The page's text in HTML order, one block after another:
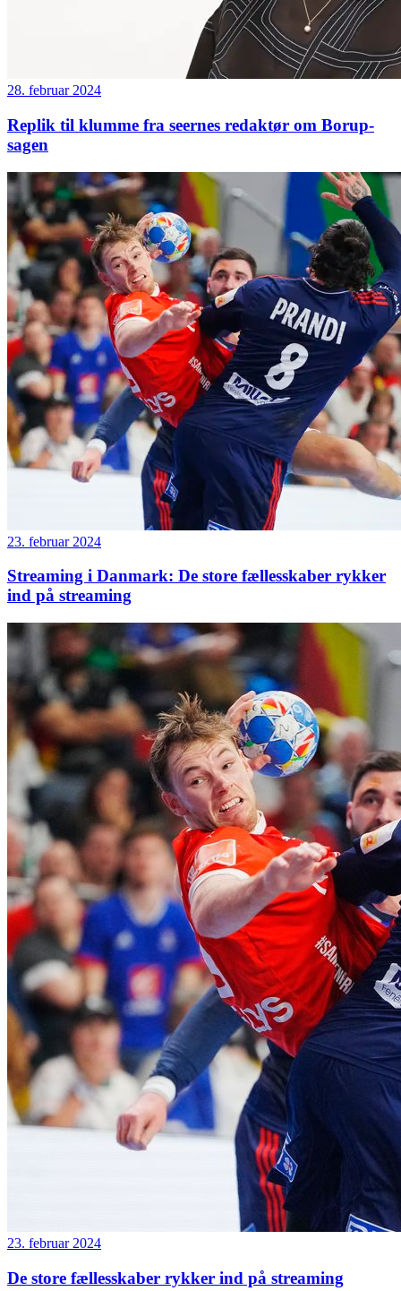
28. februar 2024
Replik til klumme fra seernes redaktør om Borup-
sagen
23. februar 2024
Streaming i Danmark: De store fællesskaber rykker
ind på streaming
23. februar 2024
De store fællesskaber rykker ind på streaming